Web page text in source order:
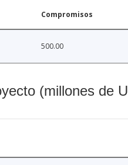
Compromisos
500.00
(millones de